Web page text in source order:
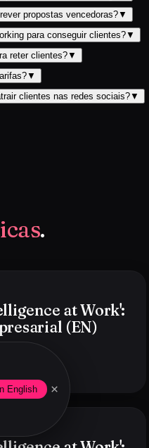
English ×
propostas vencedoras?▼
para conseguir clientes?▼
reter clientes?▼
▼
clientes nas redes sociais?▼
.
at Work':
(EN)